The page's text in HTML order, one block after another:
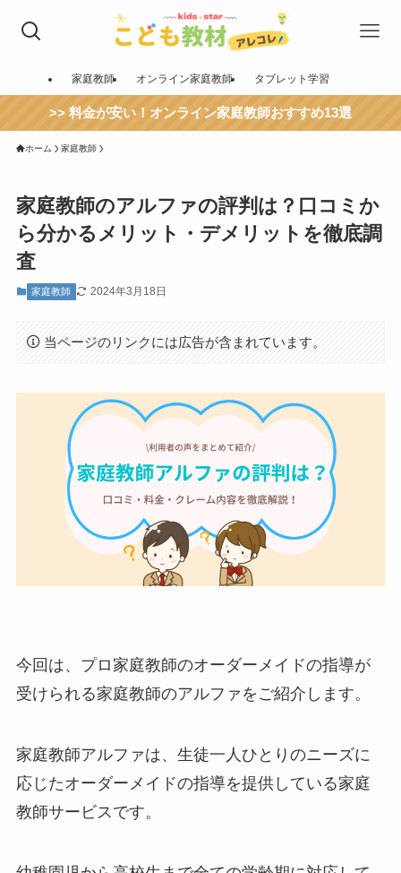
家庭教師 オンライン家庭教師 タブレット学習
>> 料金が安い！オンライン家庭教師おすすめ13選
ホーム 家庭教師
家庭教師のアルファの評判は？口コミか
ら分かるメリット・デメリットを徹底調
査
家庭教師 2024年3月18日
当ページのリンクには広告が含まれています。
今回は、プロ家庭教師のオーダーメイドの指導が
受けられる家庭教師のアルファをご紹介します。
家庭教師アルファは、生徒一人ひとりのニーズに
応じたオーダーメイドの指導を提供している家庭
教師サービスです。